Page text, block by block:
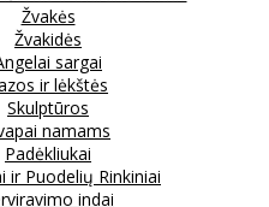
Žvakės
Žvakidės
sargai
ir lėkštės
Skulptūros
namams
Padėkliukai
ir Puodelių Rinkiniai
indai